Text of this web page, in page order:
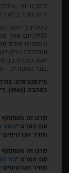
לינק וג`וץ`,
לינק נותר בלא
1935) עם
שמפגיש מזרח
והתהילה הבין-
יאנג, שנודע
בונד המקורית -
באהבה (1963), ד"ר נו (1962).
סרט זה משתתף
עם הסרט "נוסע
מחיר הכרטיסים ל2 הסרטים באותה הרכישה 74
סרט זה משתתף
עם הסרט "ג'וי
מחיר הכרטיסים ל2 הסרטים באותה הרכישה 74